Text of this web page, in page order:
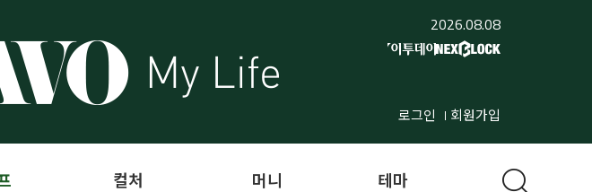
2026.08.08
로그인 회원가입
컬처 머니 테마